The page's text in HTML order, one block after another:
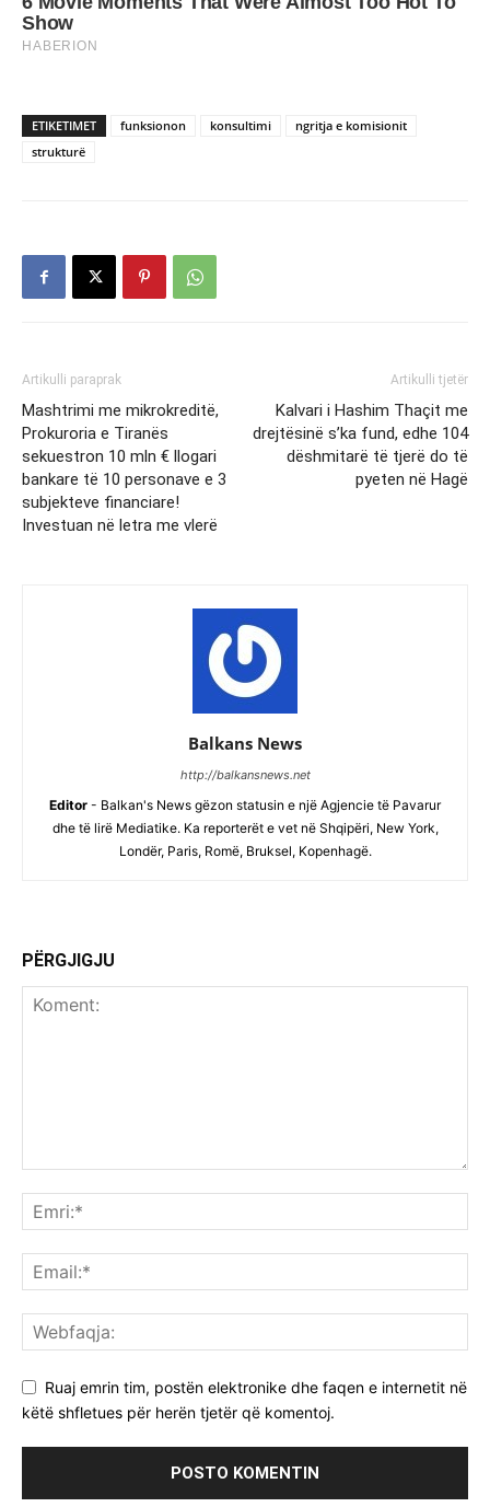
ETIKETIMET funksionon konsultimi
ngritja e komisionit
strukturë
Artikulli paraprak
Mashtrimi me mikrokreditë,
Prokuroria e Tiranës
sekuestron 10 mln € llogari
bankare të 10 personave e 3
subjekteve financiare!
Investuan në letra me vlerë
Artikulli tjetër
Kalvari i Hashim Thaçit me
drejtësinë s’ka fund, edhe 104
dëshmitarë të tjerë do të
pyeten në Hagë
Balkans News
http://balkansnews.net
Editor - Balkan's News gëzon statusin e një Agjencie të Pavarur
dhe të lirë Mediatike. Ka reporterët e vet në Shqipëri, New York,
Londër, Paris, Romë, Bruksel, Kopenhagë.
PËRGJIGJU
Ruaj emrin tim, postën elektronike dhe faqen e internetit në
këtë shfletues për herën tjetër që komentoj.